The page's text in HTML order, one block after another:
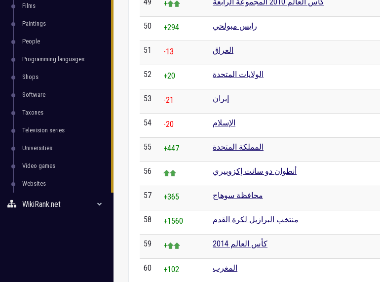
Films
Paintings
People
Programming languages
Shops
Software
Taxones
Television series
Universities
Video games
Websites
WikiRank.net
+
50 +294 رايس مبولحي
51 -13 العراق
52 +20 الولايات المتحدة
53 -21 إيران
54 -20 الإسلام
55 +447 المملكة المتحدة
56 أنطوان دو سانت إكزوبيري
57 +365 محافظة سوهاج
58 +1560 منتخب البرازيل لكرة القدم
59 + كأس العالم 2014
60 +102 المغرب